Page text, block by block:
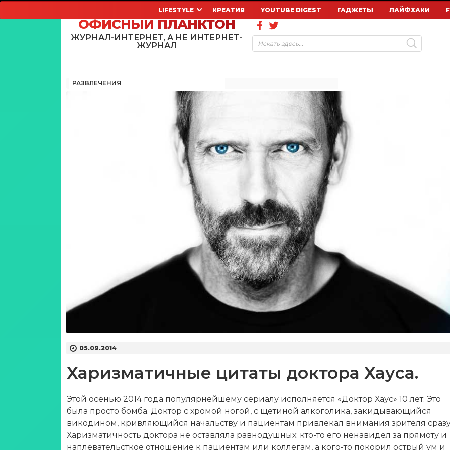
ОФИСНЫЙ ПЛАНКТОН
ЖУРНАЛ-ИНТЕРНЕТ, А НЕ ИНТЕРНЕТ-
ЖУРНАЛ
LIFESTYLE КРЕАТИВ YOUTUBE DIGEST ГАДЖЕТЫ ЛАЙФХАКИ
РАЗВЛЕЧЕНИЯ
05.09.2014
Харизматичные цитаты доктора Хауса.
Этой осенью 2014 года популярнейшему сериалу исполняется «Доктор Хаус» 10 лет. Это
была просто бомба. Доктор с хромой ногой, с щетиной алкоголика, закидывающийся
викодином, кривляющийся начальству и пациентам привлекал внимания зрителя
Харизматичность доктора не оставляла равнодушных: кто-то его ненавидел за прямоту и
наплевательсткое отношение к пациентам или коллегам, а кого-то покорил острый ум и